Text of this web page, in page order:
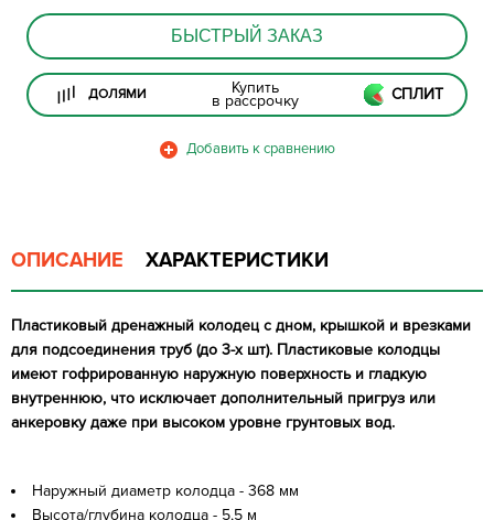
БЫСТРЫЙ ЗАКАЗ
ДОЛЯМИ Купить
в рассрочку СПЛИТ
ОПИСАНИЕ ХАРАКТЕРИСТИКИ
Пластиковый дренажный колодец с дном, крышкой и врезками
для подсоединения труб (до 3-х шт). Пластиковые колодцы
имеют гофрированную наружную поверхность и гладкую
внутреннюю, что исключает дополнительный пригруз или
анкеровку даже при высоком уровне грунтовых вод.
Наружный диаметр колодца - 368 мм
Высота/глубина колодца - 5,5 м